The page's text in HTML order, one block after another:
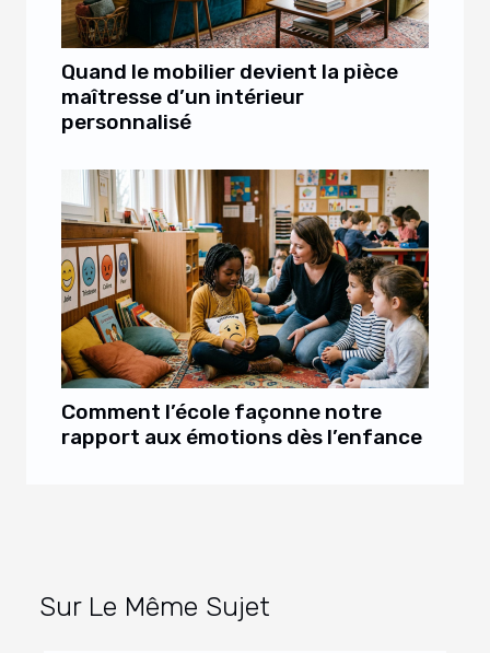
Quand le mobilier devient la pièce
maîtresse d’un intérieur
personnalisé
Comment l’école façonne notre
rapport aux émotions dès l’enfance
Sur Le Même Sujet